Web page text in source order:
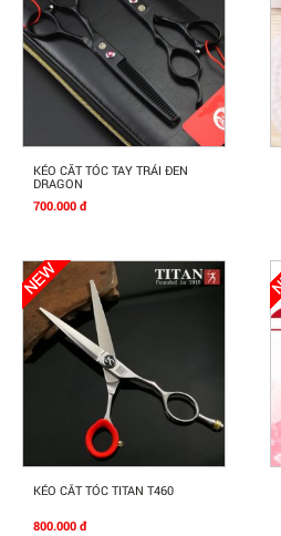
Mua Ngay
KÉO CĂT TÓC TAY TRÁI ĐEN
DRAGON
700.000 đ
Mua Ngay
KÉO CẮT TÓC TITAN T460
800.000 đ